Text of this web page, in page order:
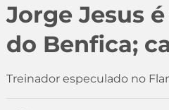
Jorge Jesus
do Benfica;
Treinador especulado no